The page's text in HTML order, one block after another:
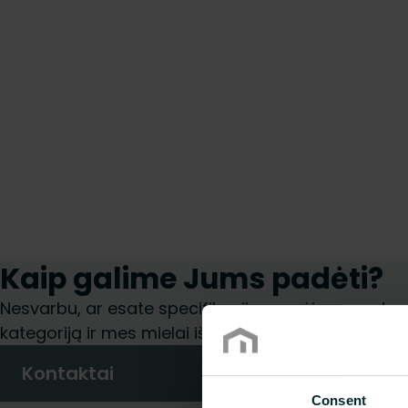
Consent
Kaip galime Jums padėti?
Nesvarbu, ar esate specifikacijų rengėjas,
kategoriją ir mes mielai išnagrinėsime jūsų
Kontaktai